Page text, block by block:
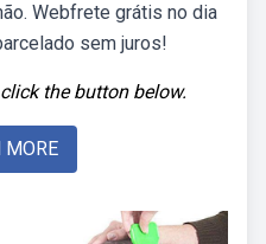
Webfrete grátis no dia
sem juros!
the button below.
MORE